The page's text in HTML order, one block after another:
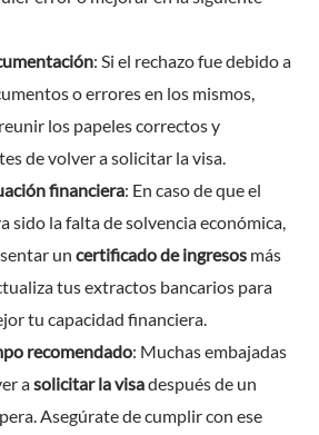
: Si el rechazo fue debido a
o errores en los mismos,
los papeles correctos y
de volver a solicitar la visa.
financiera: En caso de que el
sido la falta de solvencia económica,
un certificado de ingresos más
tus extractos bancarios para
tu capacidad financiera.
recomendado: Muchas embajadas
asolicitar la visadespués de un
Asegúrate de cumplir con ese